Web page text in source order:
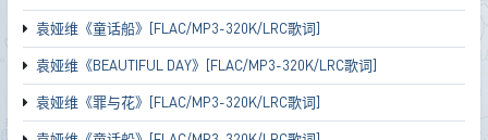
袁娅维《童话船》[FLAC/MP3-320K/LRC歌词]
袁娅维《BEAUTIFUL DAY》[FLAC/MP3-320K/LRC歌词]
袁娅维《罪与花》[FLAC/MP3-320K/LRC歌词]